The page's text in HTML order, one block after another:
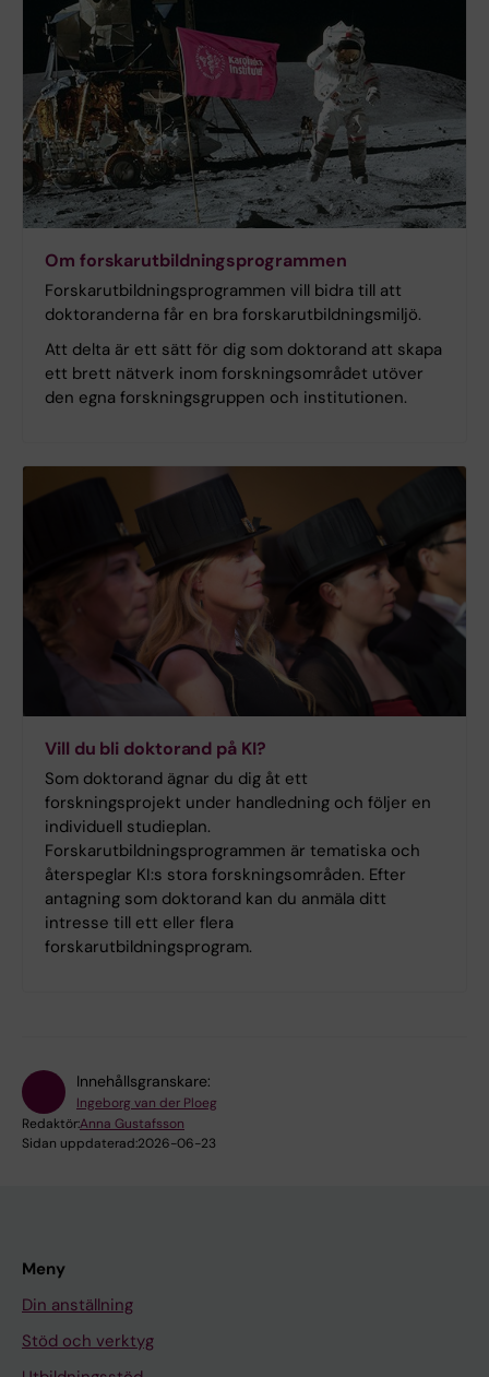
Om forskarutbildningsprogrammen
Forskarutbildningsprogrammen vill bidra till att
doktoranderna får en bra forskarutbildningsmiljö.
Att delta är ett sätt för dig som doktorand att skapa
ett brett nätverk inom forskningsområdet utöver
den egna forskningsgruppen och institutionen.
Vill du bli doktorand på KI?
Som doktorand ägnar du dig åt ett
forskningsprojekt under handledning och följer en
individuell studieplan.
Forskarutbildningsprogrammen är tematiska och
återspeglar KI:s stora forskningsområden. Efter
antagning som doktorand kan du anmäla ditt
intresse till ett eller flera
forskarutbildningsprogram.
Innehållsgranskare:
Ingeborg van der Ploeg
Redaktör:Anna Gustafsson
Sidan uppdaterad:2026-06-23
Meny
Din anställning
Stöd och verktyg